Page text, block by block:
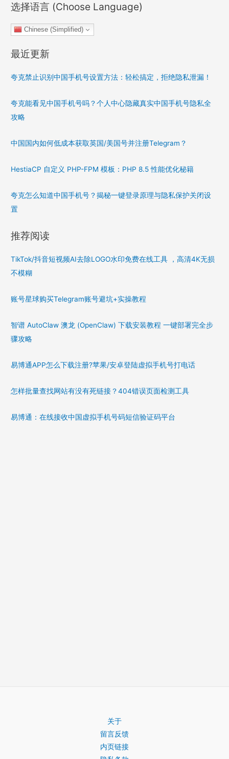
选择语言 (Choose Language)
Chinese (Simplified)
最近更新
夸克禁止识别中国手机号设置方法：轻松搞定，拒绝隐私泄漏！
夸克能看见中国手机号吗？个人中心隐藏真实中国手机号隐私全
攻略
中国国内如何低成本获取英国/美国号并注册Telegram？
HestiaCP 自定义 PHP-FPM 模板：PHP 8.5 性能优化秘籍
夸克怎么知道中国手机号？揭秘一键登录原理与隐私保护关闭设
置
推荐阅读
TikTok/抖音短视频AI去除LOGO水印免费在线工具 ，高清4K无损
不模糊
账号星球购买Telegram账号避坑+实操教程
智谱 AutoClaw 澳龙 (OpenClaw) 下载安装教程 一键部署完全步
骤攻略
易博通APP怎么下载注册?苹果/安卓登陆虚拟手机号打电话
怎样批量查找网站有没有死链接？404错误页面检测工具
易博通：在线接收中国虚拟手机号码短信验证码平台
关于
留言反馈
内页链接